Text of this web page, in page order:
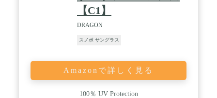
【C1】
DRAGON
スノボ サングラス
Amazonで詳しく見る
100％ UV Protection